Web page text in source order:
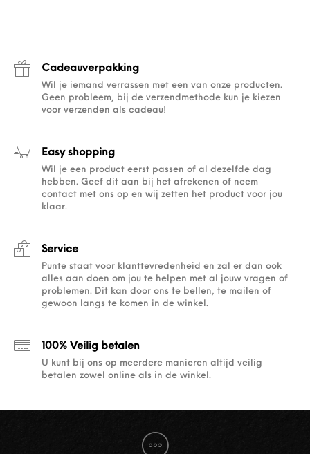
Cadeauverpakking
Wil je iemand verrassen met een van onze producten.
Geen probleem, bij de verzendmethode kun je kiezen
voor verzenden als cadeau!
Easy shopping
Wil je een product eerst passen of al dezelfde dag
hebben. Geef dit aan bij het afrekenen of neem
contact met ons op en wij zetten het product voor jou
klaar.
Service
Punte staat voor klanttevredenheid en zal er dan ook
alles aan doen om jou te helpen met al jouw vragen of
problemen. Dit kan door ons te bellen, te mailen of
gewoon langs te komen in de winkel.
100% Veilig betalen
U kunt bij ons op meerdere manieren altijd veilig
betalen zowel online als in de winkel.